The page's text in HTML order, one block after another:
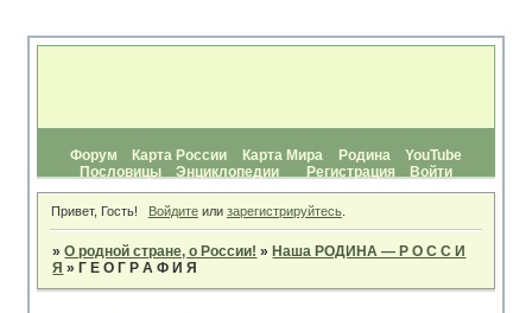
Форум Карта России Карта Мира Родина
YouTube
Пословицы
Энциклопедии Регистрация Войти
Привет, Гость! Войдитеили зарегистрируйтесь.
»О родной стране, о России! »Наша РОДИНА — Р О С С И
Я »Г Е О Г Р А Ф И Я